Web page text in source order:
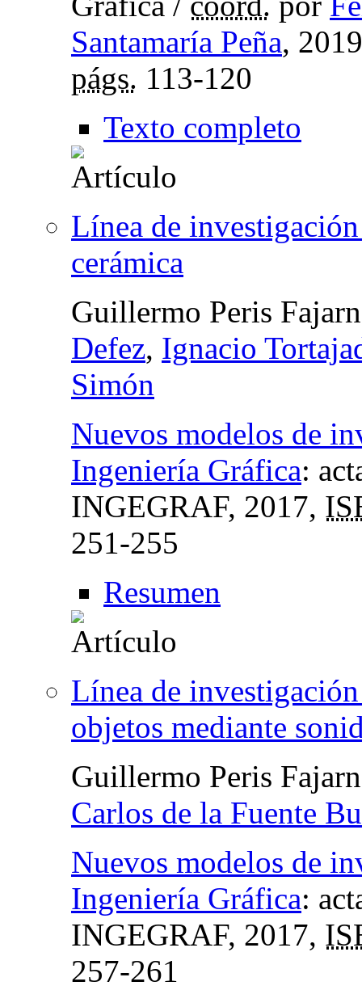
Santamaría Peña,
págs. 113-120
Texto completo
Línea de
cerámica
Guillermo Peris
Defez, Ignacio
Simón
Nuevos modelos de
Ingeniería Gráfica:
INGEGRAF, 2017,
251-255
Resumen
Línea de
objetos mediante
Guillermo Peris
Carlos de la Fuente
Nuevos modelos de
Ingeniería Gráfica:
INGEGRAF, 2017,
257-261